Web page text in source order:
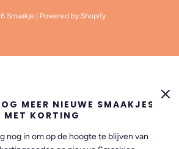
Smaakje | Powered by Shopify
MEER NIEUWE SMAAKJES
MET KORTING
nog in om op de hoogte te blijven van